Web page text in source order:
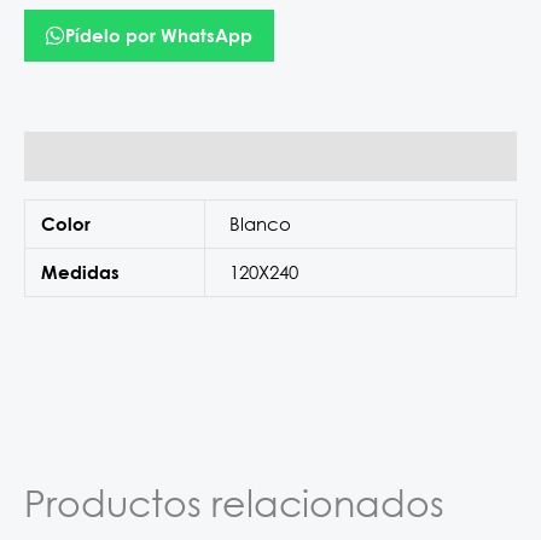
Pídelo por WhatsApp
Color Blanco
Medidas 120X240
Productos relacionados